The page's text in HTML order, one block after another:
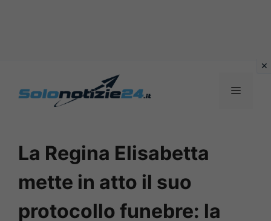
MENU
La Regina Elisabetta
mette in atto il suo
protocollo funebre: la